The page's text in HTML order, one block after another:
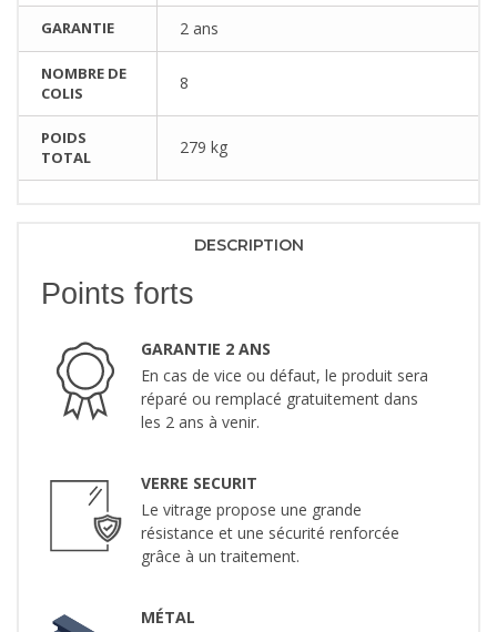
GARANTIE 2 ans
NOMBRE DE
COLIS
8
POIDS
TOTAL
279 kg
DESCRIPTION
Points forts
GARANTIE 2 ANS
En cas de vice ou défaut, le produit sera
réparé ou remplacé gratuitement dans
les 2 ans à venir.
VERRE SECURIT
Le vitrage propose une grande
résistance et une sécurité renforcée
grâce à un traitement.
MÉTAL